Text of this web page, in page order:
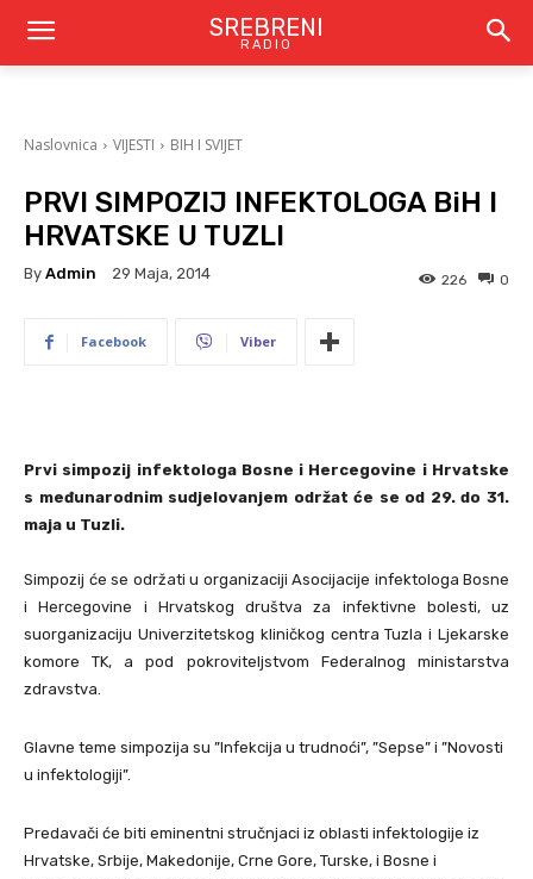
SREBRENI
RADIO
Naslovnica VIJESTI BIH I SVIJET
PRVI SIMPOZIJ INFEKTOLOGA BiH I
HRVATSKE U TUZLI
By Admin 29 Maja, 2014 0
226
Facebook Viber
Prvi simpozij infektologa Bosne i Hercegovine i Hrvatske
s međunarodnim sudjelovanjem održat će se od 29. do 31.
maja u Tuzli.
Simpozij će se održati u organizaciji Asocijacije infektologa Bosne
i Hercegovine i Hrvatskog društva za infektivne bolesti, uz
suorganizaciju Univerzitetskog kliničkog centra Tuzla i Ljekarske
komore TK, a pod pokroviteljstvom Federalnog ministarstva
zdravstva.
Glavne teme simpozija su ”Infekcija u trudnoći”, ”Sepse” i ”Novosti
u infektologiji”.
Predavači će biti eminentni stručnjaci iz oblasti infektologije iz
Hrvatske, Srbije, Makedonije, Crne Gore, Turske, i Bosne i